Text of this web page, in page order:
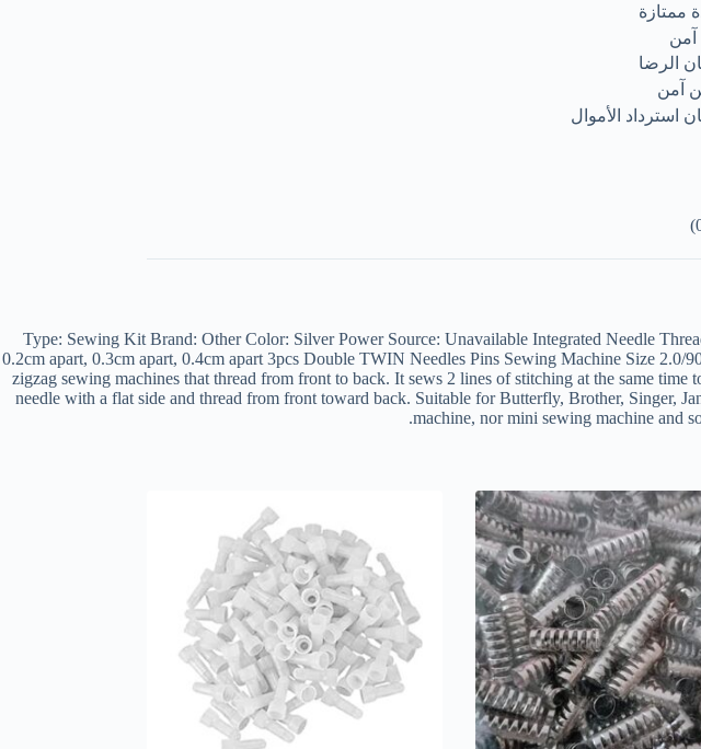
ممتازة
آمن
الرضا
آمن
استرداد الأموال
Type: Sewing Kit Brand: Other Color: Silver Power Source: Unavailable Integrated Needle
0.2cm apart, 0.3cm apart, 0.4cm apart 3pcs Double TWIN Needles Pins Sewing Machine Size 2.0/
zigzag sewing machines that thread from front to back. It sews 2 lines of stitching at the same
needle with a flat side and thread from front toward back. Suitable for Butterfly, Brother, Singer,
machine, nor mini sewing machine and